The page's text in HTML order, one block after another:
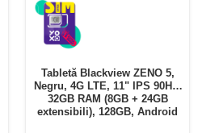
Tabletă Blackview ZENO 5,
Negru, 4G LTE, 11" IPS 90Hz,
32GB RAM (8GB + 24GB
extensibili), 128GB, Android